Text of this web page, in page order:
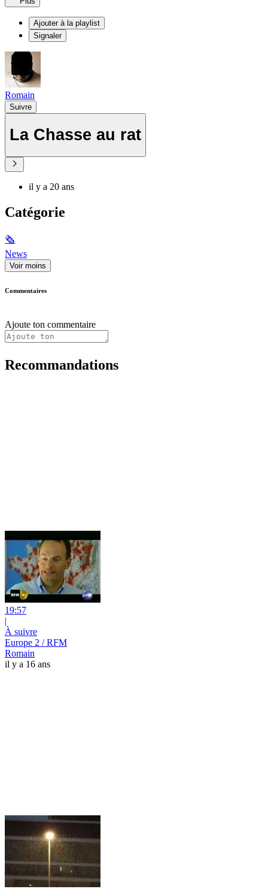
Ajouter à la playlist
Signaler
Romain
Suivre
La Chasse au rat
il y a 20 ans
Catégorie
🗞
News
Voir moins
Commentaires
Ajoute ton commentaire
Recommandations
19:57
|
À suivre
Europe 2 / RFM
Romain
il y a 16 ans